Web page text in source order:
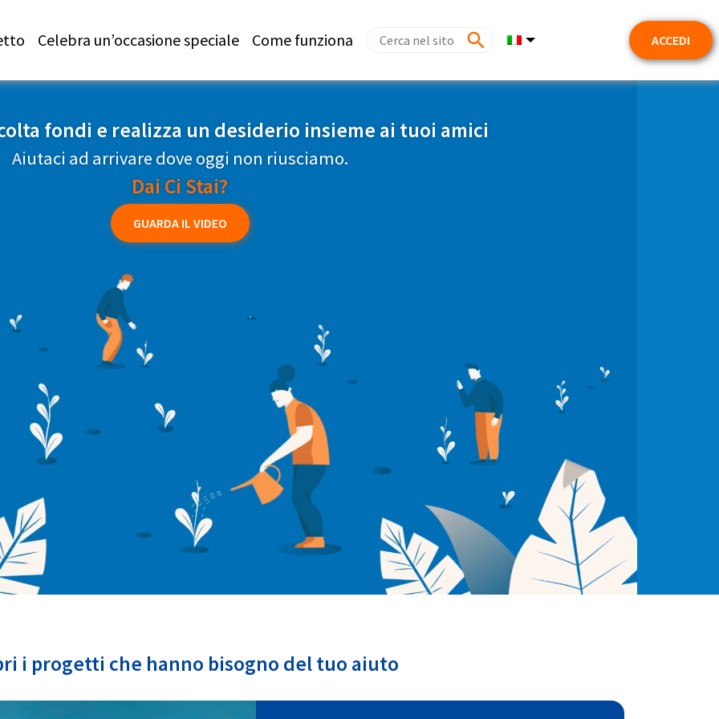
Celebra un’occasione speciale Come funziona ACCEDI
fondi e realizza un desiderio insieme ai tuoi amici
Aiutaci ad arrivare dove oggi non riusciamo.
Dai Ci Stai?
GUARDA IL VIDEO
i progetti che hanno bisogno del tuo aiuto